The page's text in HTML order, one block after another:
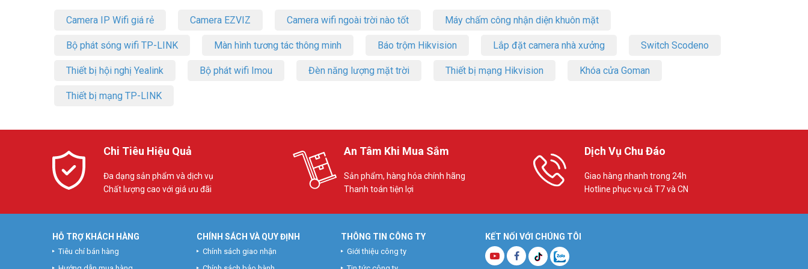
Thông số kỹ thuật Switch Để Bàn 8 Cổng Gigabit với 7 Cổng PoE+ Mercusys MS108GP
– Lắp đặt: Để bàn hoặc treo tường
– Kết nối: 5× 10/100/1000Mbps Ports, Auto-Negotiation, Auto MDI/MDIX
– Cổng PoE:
+ Tiêu chuẩn: Tuân thủ 802.3 af/at Thiết bị được cấp nguồn
+ Ngân sách nguồn PoE: 65 W
– Tiêu chuẩn và giao thức: IEEE 802.3x Flow Control
– Tốc độ truyền:
Camera IP Wifi giá rẻ Camera EZVIZ Camera wifi ngoài trời nào tốt Máy chấm công nhận diện khuôn mặt
Bộ phát sóng wifi TP-LINK Màn hình tương tác thông minh Báo trộm Hikvision Lắp đặt camera nhà xưởng Switch Scodeno
Thiết bị hội nghị Yealink Bộ phát wifi Imou Đèn năng lượng mặt trời Thiết bị mạng Hikvision Khóa cửa Goman
Thiết bị mạng TP-LINK
Chi Tiêu Hiệu Quả
Đa dạng sản phẩm và dịch vụ
Chất lượng cao với giá ưu đãi
An Tâm Khi Mua Sắm
Sản phẩm, hàng hóa chính hãng
Thanh toán tiện lợi
Dịch Vụ Chu Đáo
Giao hàng nhanh trong 24h
Hotline phục vụ cả T7 và CN
KẾT NỐI VỚI CHÚNG TÔI
HỖ TRỢ KHÁCH HÀNG
Tiêu chí bán hàng
CHÍNH SÁCH VÀ QUY ĐỊNH
Chính sách giao nhận
THÔNG TIN CÔNG TY
Giới thiệu công ty